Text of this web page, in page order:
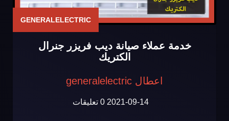
GENERALELECTRIC
خدمة عملاء صيانة ديب فريزر جنرال
الكتريك
اعطال generalelectric
2021-09-14 0 تعليقات